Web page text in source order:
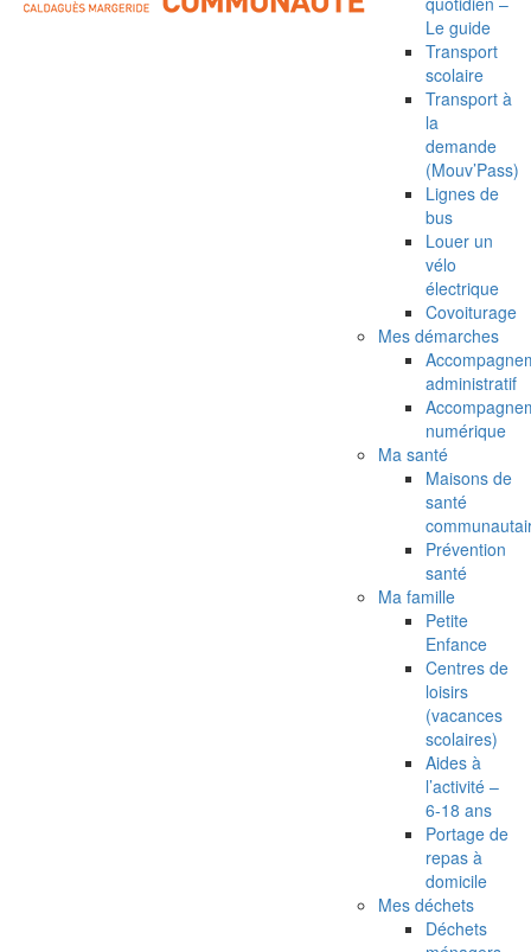
Le guide
Transport
scolaire
Transport à
la
demande
(Mouv’Pass)
Lignes de
bus
Louer un
vélo
électrique
Covoiturage
Mes démarches
administratif
numérique
Ma santé
Maisons de
santé
Prévention
santé
Ma famille
Petite
Enfance
Centres de
loisirs
(vacances
scolaires)
Aides à
l’activité –
6-18 ans
Portage de
repas à
domicile
Mes déchets
Déchets